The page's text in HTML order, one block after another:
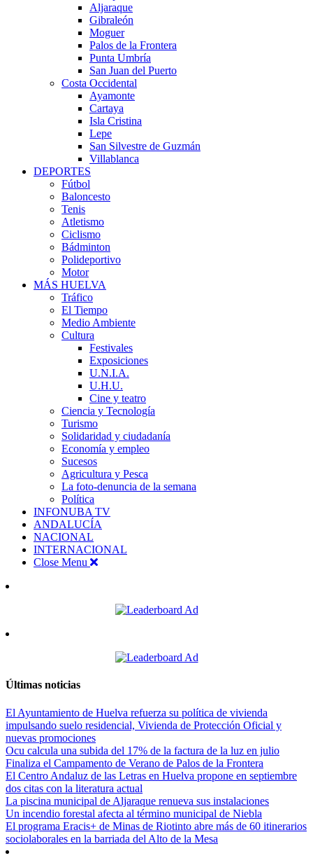
Aljaraque
Gibraleón
Moguer
Palos de la Frontera
Punta Umbría
San Juan del Puerto
Costa Occidental
Ayamonte
Cartaya
Isla Cristina
Lepe
San Silvestre de Guzmán
Villablanca
DEPORTES
Fútbol
Baloncesto
Tenis
Atletismo
Ciclismo
Bádminton
Polideportivo
Motor
MÁS HUELVA
Tráfico
El Tiempo
Medio Ambiente
Cultura
Festivales
Exposiciones
U.N.I.A.
U.H.U.
Cine y teatro
Ciencia y Tecnología
Turismo
Solidaridad y ciudadanía
Economía y empleo
Sucesos
Agricultura y Pesca
La foto-denuncia de la semana
Política
INFONUBA TV
ANDALUCÍA
NACIONAL
INTERNACIONAL
Close Menu
Últimas noticias
El Ayuntamiento de Huelva refuerza su política de vivienda
impulsando suelo residencial, Vivienda de Protección Oficial y
nuevas promociones
Ocu calcula una subida del 17% de la factura de la luz en julio
Finaliza el Campamento de Verano de Palos de la Frontera
El Centro Andaluz de las Letras en Huelva propone en septiembre
dos citas con la literatura actual
La piscina municipal de Aljaraque renueva sus instalaciones
Un incendio forestal afecta al término municipal de Niebla
El programa Eracis+ de Minas de Riotinto abre más de 60 itinerarios
sociolaborales en la barriada del Alto de la Mesa